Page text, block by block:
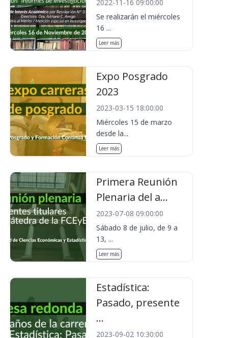
2022-11-16 09:00:00
Se realizarán el miércoles
16 ...
Leer más
Expo Posgrado
2023
2023-03-15 18:00:00
Miércoles 15 de marzo
desde la...
Leer más
Primera Reunión
Plenaria del a...
2023-07-08 09:00:00
Sábado 8 de julio, de 9 a
13, ...
Leer más
Estadística:
Pasado, presente
...
2023-09-02 10:30:00